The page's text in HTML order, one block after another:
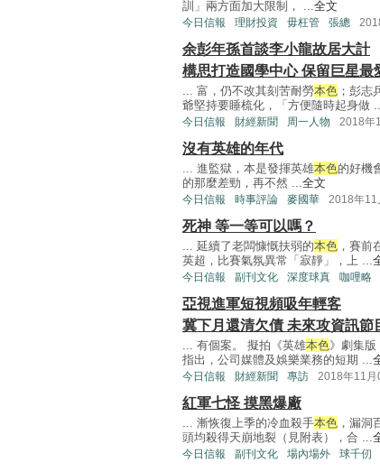
訓」兩方面加大限制， ...全文
今日信報 理財投資 毋枉管 張總
余彭年孫首談李小龍故居大計
構思打造國學中心 保留巨星最
... 富，仍不改其刻苦耐勞本色 ；彭志
爺堅持要睡梳化，「方便隨時起身做
今日信報 財經新聞 周一人物 2018年
沒有英雄的年代
... 進監獄，本是發揮英雄本色的好機
的那麼差勁，再不然 ...全文
今日信報 時事評論 麥國華 2018年11
死神 等一等可以嗎？
... 延續了老闆慷慨扶弱的本色 ，賽
英超，比賽氣氛異常「寂靜」，上 ...
今日信報 副刊文化 深度球真 咖哩略
亞視進軍短視頻吸年輕客
冀下月還清欠債 未來攻資訊節
... 有個案。 擬拍《英雄本色》劇集
指出，公司媒體及娛樂業務的短期 ...
今日信報 財經新聞 專訪 2018年11月
紅軍七怪 摸黑爆廠
... 漸恢復上季的冷血殺手本色 ，漏
頭均殺得天崩地裂（見附表），合 ...
今日信報 副刊文化 場內場外 球千仞